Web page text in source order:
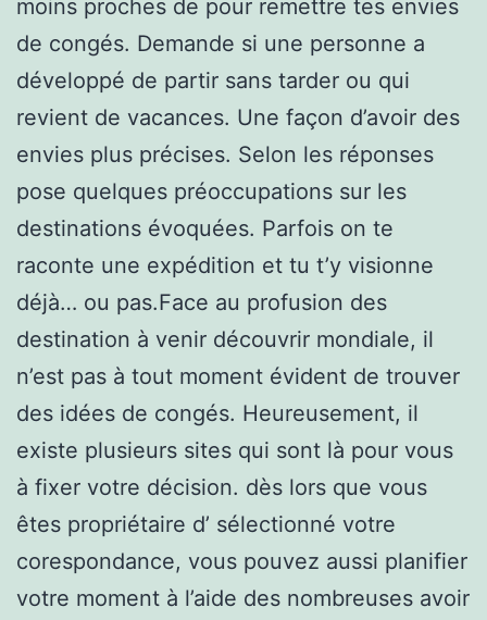
moins proches de pour remettre tes envies
de congés. Demande si une personne a
développé de partir sans tarder ou qui
revient de vacances. Une façon d’avoir des
envies plus précises. Selon les réponses
pose quelques préoccupations sur les
destinations évoquées. Parfois on te
raconte une expédition et tu t’y visionne
déjà… ou pas.Face au profusion des
destination à venir découvrir mondiale, il
n’est pas à tout moment évident de trouver
des idées de congés. Heureusement, il
existe plusieurs sites qui sont là pour vous
à fixer votre décision. dès lors que vous
êtes propriétaire d’ sélectionné votre
corespondance, vous pouvez aussi planifier
votre moment à l’aide des nombreuses avoir